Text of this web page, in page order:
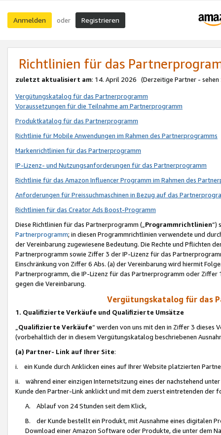
Anmelden oder Registrieren
Richtlinien für das
zuletzt aktualisiert am: 14. April 2026 (Derzeitige Partner - sehen
Vergütungskatalog für das Partnerprogramm
Voraussetzungen für die Teilnahme am Partnerprogramm
Produktkatalog für das Partnerprogramm
Richtlinie für Mobile Anwendungen im Rahmen des Partnerprogramms
Markenrichtlinien für das Partnerprogramm
IP-Lizenz- und Nutzungsanforderungen für das Partnerprogramm
Richtlinie für das Amazon Influencer Programm im Rahmen des
Anforderungen für Preissuchmaschinen in Bezug auf das
Richtlinien für das Creator Ads Boost-Programm
Diese Richtlinien für das Partnerprogramm („Programmrichtlinien“)
Partnerprogramm; in diesen Programmrichtlinien verwendete und
der Vereinbarung zugewiesene Bedeutung. Die Rechte und Pflichten
Partnerprogramm sowie Ziffer 3 der IP-Lizenz für das
Einschränkung von Ziffer 6 Abs. (a) der Vereinbarung wird hiermit
Partnerprogramm, die IP-Lizenz für das Partnerprogramm oder
gegen die Vereinbarung.
Vergütungskatalog für das
1. Qualifizierte Verkäufe und Qualifizierte Umsätze
Qualifizierte Verkäufe“ werden von uns mit den in Ziffer 3
(vorbehaltlich der in diesem Vergütungskatalog beschriebenen
(a) Partner- Link auf Ihrer Site:
i. ein Kunde durch Anklicken eines auf Ihrer Website platzierten
ii. während einer einzigen Internetsitzung eines der nachstehend
Kunde den Partner-Link anklickt und mit dem zuerst eintretenden der
A. Ablauf von 24 Stunden seit dem Klick,
B. der Kunde bestellt ein Produkt, mit Ausnahme eines digitalen
Download einer Amazon Software oder Produkte, die unter dem